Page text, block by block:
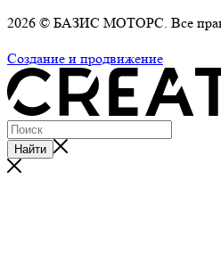
2026 © БАЗИС МОТОРС. Все
Создание и продвижение
Найти